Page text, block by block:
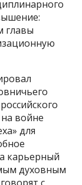
главы
войне
для
карьерный
духовным